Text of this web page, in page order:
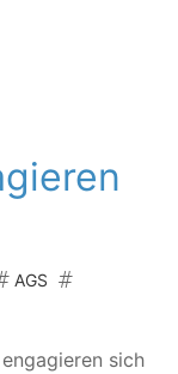
AGS
sich